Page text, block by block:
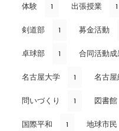
体験 1 出張授業 1
剣道部 1 募金活動
卓球部 1 合同活動
名古屋大学 1 名古
問いづくり 1 図書館
国際平和 1 地球市民